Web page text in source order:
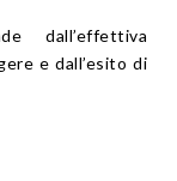
dall’effettiva
e dall’esito di